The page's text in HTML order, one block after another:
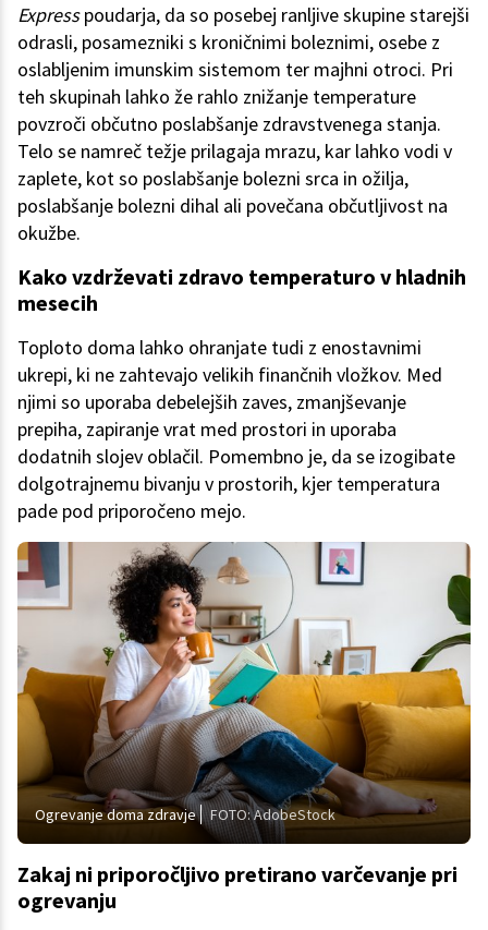
Expresspoudarja, da so posebej ranljive skupine starejši
odrasli, posamezniki s kroničnimi boleznimi, osebe z
oslabljenim imunskim sistemom ter majhni otroci. Pri
teh skupinah lahko že rahlo znižanje temperature
povzroči občutno poslabšanje zdravstvenega stanja.
Telo se namreč težje prilagaja mrazu, kar lahko vodi v
zaplete, kot so poslabšanje bolezni srca in ožilja,
poslabšanje bolezni dihal ali povečana občutljivost na
okužbe.
Kako vzdrževati zdravo temperaturo v hladnih
mesecih
Toploto doma lahko ohranjate tudi z enostavnimi
ukrepi, ki ne zahtevajo velikih finančnih vložkov. Med
njimi so uporaba debelejših zaves, zmanjševanje
prepiha, zapiranje vrat med prostori in uporaba
dodatnih slojev oblačil. Pomembno je, da se izogibate
dolgotrajnemu bivanju v prostorih, kjer temperatura
pade pod priporočeno mejo.
Ogrevanje doma zdravje FOTO: AdobeStock
Zakaj ni priporočljivo pretirano varčevanje pri
ogrevanju